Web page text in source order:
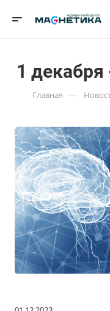
1 декабря
Главная —